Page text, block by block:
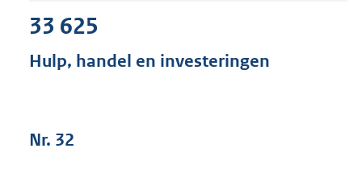
s
33 625
Hulp, handel en investeringen
Nr. 32